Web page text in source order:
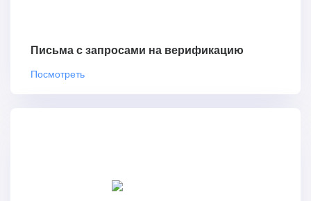
Письма с запросами на верификацию
Посмотреть